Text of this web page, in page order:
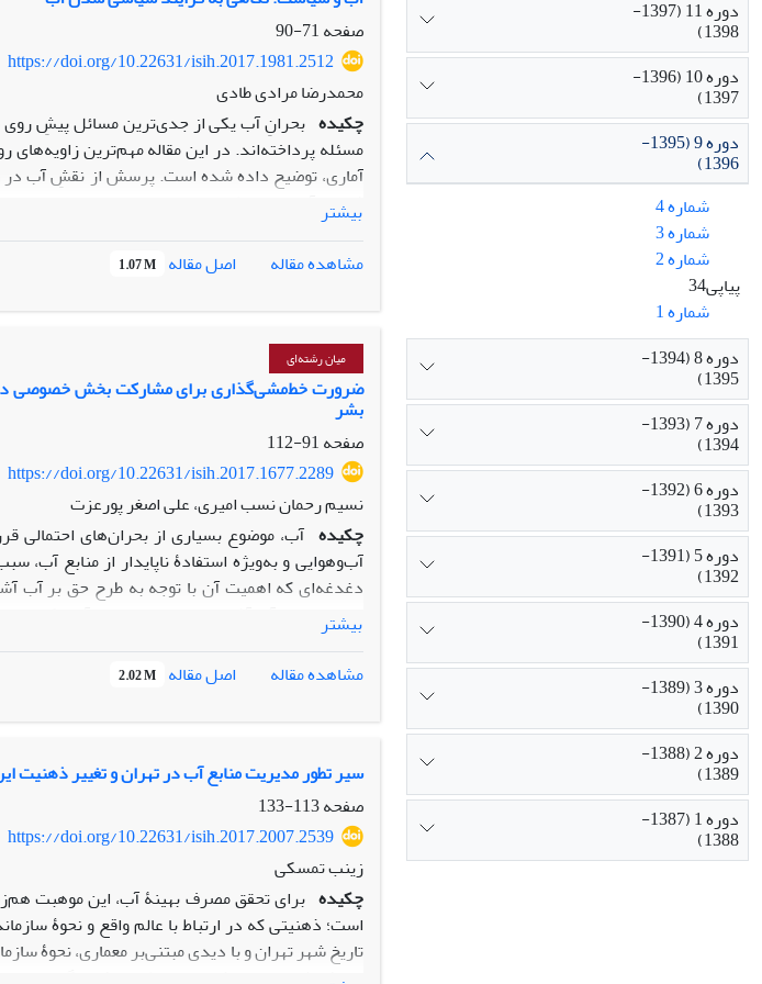
صفحه71-90
https://doi.org/10.22631/isih.2017.1981.2512
محمدرضا مرادی طادی
چکیده بحرانِ آب یکی از جدی‌ترین مسائل پیشِ روی
مسئله پرداخته‌‌اند. در این مقاله مهم‌ترین
آماری، توضیح داده شده است. پرسش از نقشِ آب در
فقدان آب بر روابط میان انسان‌ها، دولت‌ها، و
بیشترین تمرکز مصداقی بر کشور ایران و منطقه
درنهایت، ماهیتِ امر سیاسی را دگرگون، و مدنیت
جنگ، و آب و خشونت به راستی‌آزمایی گذاشته
خروجی آن همچون گونه‌ای «مسئله‌شناسی تحلیلی» در
بیشتر
مشاهده مقاله
اصل مقاله 1.07 M
میان رشته‌ای
ضرورت خط‌مشی‌گذاری برای مشارکت بخش خصوصی در
بشر
صفحه91-112
https://doi.org/10.22631/isih.2017.1677.2289
نسیم رحمان نسب امیری، علی اصغر پورعزت
چکیده آب، موضوع بسیاری از بحران‌های احتمالی
آب‌و‌هوایی و به‌ویژه استفادۀ ناپایدار از منابع
دغدغه‌ای که اهمیت آن با توجه به طرح حق بر آب
دسترسی به آب آشامیدنی سالم و تحقق آن، یکی از
منابع آب، بدون همراهی و مشارکت همه افراد
شرکت‌های فراملی که از توان مالی، فنی و انسانی
رعایت حق بر آب، بررسی موضوع مسئولیت و نقش
حقوقی و اخلاقی مسئولیت بخش خصوصی در برابر
بیشتر
مشاهده مقاله
اصل مقاله 2.02 M
سیر تطور مدیریت منابع آب در تهران و ‏تغییر ذهنیت
صفحه113-133
https://doi.org/10.22631/isih.2017.2007.2539
زینب تمسکی
چکیده برای تحقق مصرف بهینۀ آب، این موهبت
است؛ ذهنیتی که در ‌ارتباط با عالم واقع و نحوۀ
تاریخ شهر تهران و با دیدی مبتنی‌بر معماری، نحوۀ
دوره 11 (1397-
1398)
دوره 10 (1396-
1397)
دوره 9 (1395-
1396)
شماره 4
شماره 3
شماره 2
پیاپی34
شماره 1
دوره 8 (1394-
1395)
دوره 7 (1393-
1394)
دوره 6 (1392-
1393)
دوره 5 (1391-
1392)
دوره 4 (1390-
1391)
دوره 3 (1389-
1390)
دوره 2 (1388-
1389)
دوره 1 (1387-
1388)